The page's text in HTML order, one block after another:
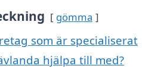
gömma
som är specialiserat
hjälpa till med?